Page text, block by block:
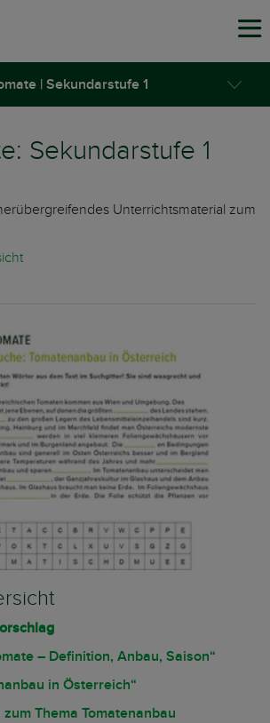
| Sekundarstufe 1
Sekundarstufe 1
Unterrichtsmaterial zum
– Definition, Anbau, Saison“
in Österreich“
Thema Tomatenanbau